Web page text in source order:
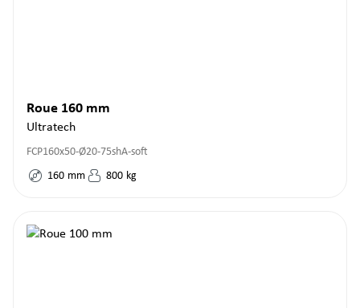
Roue 160 mm
Ultratech
FCP160x50-Ø20-75shA-soft
160 mm 800 kg